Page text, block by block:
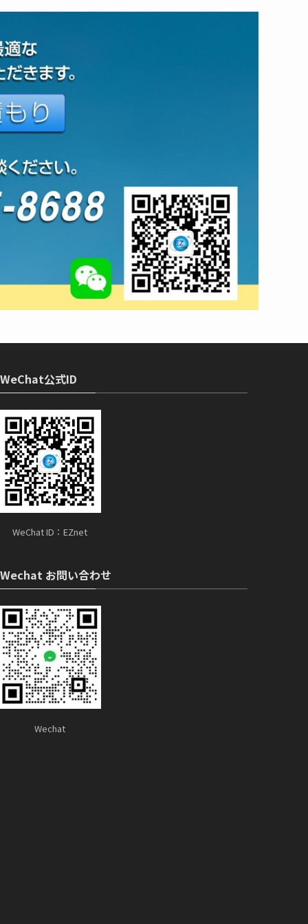
WeChat公式ID
WeChat ID：EZnet
Wechat お問い合わせ
Wechat